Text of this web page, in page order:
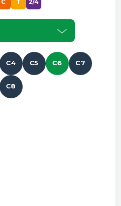
C T 2/4
C4 C5 C6 C7
C8